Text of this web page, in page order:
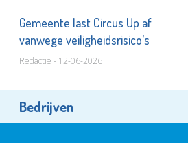
Gemeente last Circus Up af
vanwege veiligheidsrisico’s
Redactie - 12-06-2026
Bedrijven